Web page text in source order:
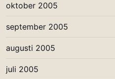
oktober 2005
september 2005
augusti 2005
juli 2005